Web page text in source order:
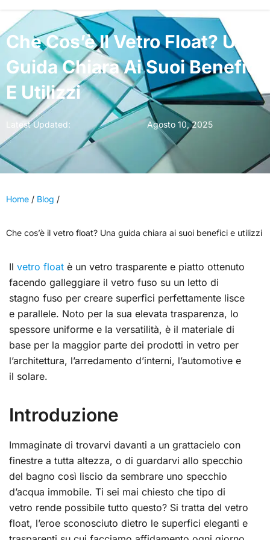
Che Cos’è Il Vetro Float? Una
Guida Chiara Ai Suoi Benefici
E Utilizzi
Latest Updated: Agosto 10, 2025
Home / Blog /
Che cos’è il vetro float? Una guida chiara ai suoi benefici e utilizzi
Il vetro float è un vetro trasparente e piatto ottenuto
facendo galleggiare il vetro fuso su un letto di
stagno fuso per creare superfici perfettamente lisce
e parallele. Noto per la sua elevata trasparenza, lo
spessore uniforme e la versatilità, è il materiale di
base per la maggior parte dei prodotti in vetro per
l’architettura, l’arredamento d’interni, l’automotive e
il solare.
Introduzione
Immaginate di trovarvi davanti a un grattacielo con
finestre a tutta altezza, o di guardarvi allo specchio
del bagno così liscio da sembrare uno specchio
d’acqua immobile. Ti sei mai chiesto che tipo di
vetro rende possibile tutto questo? Si tratta del vetro
float, l’eroe sconosciuto dietro le superfici eleganti e